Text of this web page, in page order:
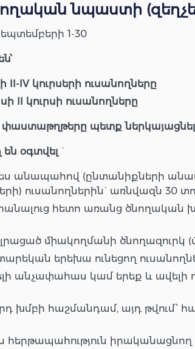
նպաստի
1-30
IV կուրսերի ուսանողները
II կուրսի ուսանողները
փաստաթղթերը պետք
են օգտվել `
անապահով (ընտանիքների
ուսանողներին` առնվազն 30
հետո առանց ծնողական
միակողմանի ծնողազուրկ
երեխա ունեցող
անչափահաս կամ երեք և ավելի
խմբի հաշմանդամ, այդ թվում՝